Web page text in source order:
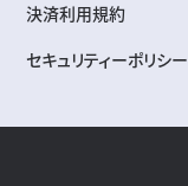
決済利用規約
セキュリティーポリシー